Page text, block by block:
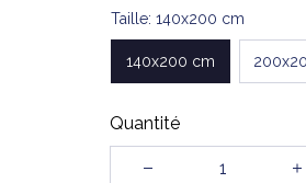
Taille: 140x200 cm
140x200 cm
Quantité